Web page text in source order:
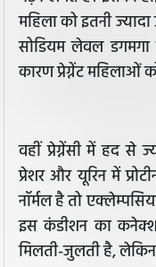
महिला को इतनी
सोडियम लेवल डगमगा
कारण प्रेग्नेंट महिलाओं
वहीं प्रेग्नेंसी में हद से
प्रेशर और यूरिन में
नॉर्मल है तो
इस कंडीशन का
मिलती-जुलती है, लेकिन